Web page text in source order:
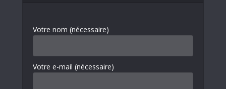
Votre nom (nécessaire)
Votre e-mail (nécessaire)